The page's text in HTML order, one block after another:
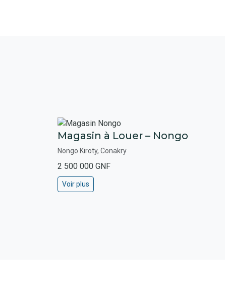
Magasin à Louer – Nongo
Nongo Kiroty, Conakry
2 500 000 GNF
Voir plus